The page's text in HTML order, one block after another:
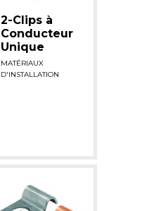
2-Clips à
Conducteur
Unique
MATÉRIAUX
D'INSTALLATION